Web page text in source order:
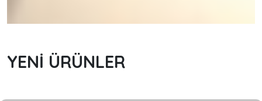
YENİ ÜRÜNLER